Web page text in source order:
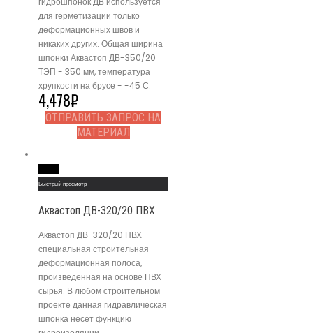
для герметизации только
деформационных швов и
никаких других. Общая ширина
шпонки Аквастоп ДВ-350/20
ТЭП - 350 мм, температура
хрупкости на брусе - -45 С.
4,478₽
ОТПРАВИТЬ ЗАПРОС НА
МАТЕРИАЛ
Быстрый просмотр
Аквастоп ДВ-320/20 ПВХ
Аквастоп ДВ-320/20 ПВХ -
специальная строительная
деформационная полоса,
произведенная на основе ПВХ
сырья. В любом строительном
проекте данная гидравлическая
шпонка несет функцию